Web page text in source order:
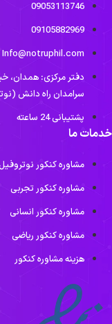
09053113746
09105882969
Info@notruphil.com
دفتر مرکزی: همدان،
سرامدان راه دانش
پشتیبانی 24 ساعته
ما
مشاوره کنکور نوتروفیل
مشاوره کنکور تجربی
مشاوره کنکور انسانی
مشاوره کنکور ریاضی
هزینه مشاوره کنکور